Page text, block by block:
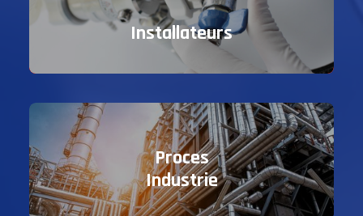
Installateurs
Proces
Industrie